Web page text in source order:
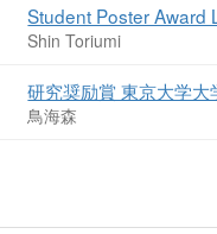
Student Poster Award
Shin Toriumi
研究奨励賞 東京大学
鳥海森